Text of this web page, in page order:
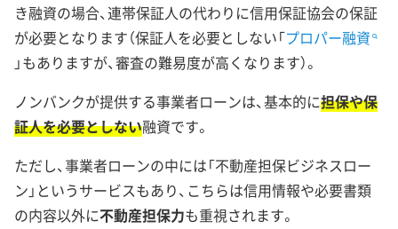
き融資の場合、連帯保証人の代わりに信用保証協会の保証
が必要となります（保証人を必要としない「プロパー融資
」もありますが、審査の難易度が高くなります）。
ノンバンクが提供する事業者ローンは、基本的に担保や保
証人を必要としない融資です。
ただし、事業者ローンの中には「不動産担保ビジネスロー
ン」というサービスもあり、こちらは信用情報や必要書類
の内容以外に不動産担保力も重視されます。